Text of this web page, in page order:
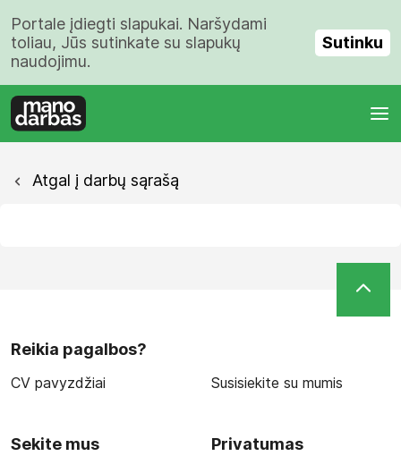
Portale įdiegti slapukai. Naršydami
toliau, Jūs sutinkate su slapukų
naudojimu.
Sutinku
Atgal į darbų sąrašą
Reikia pagalbos?
CV pavyzdžiai Susisiekite su mumis
Sekite mus Privatumas